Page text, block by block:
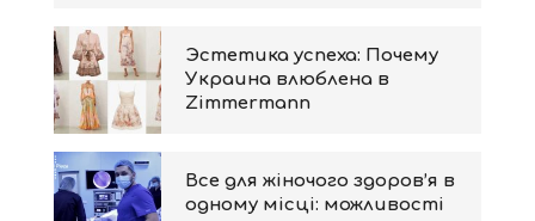
Эстетика успеха: Почему
Украина влюблена в
Zimmermann
Все для жіночого здоров’я в
одному місці: можливості